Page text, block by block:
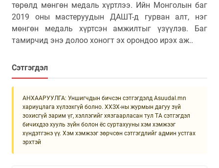
төрөлд мөнгөн медаль хүртлээ. Ийн Монголын баг
2019 оны мастеруудын ДАШТ-д гурван алт, нэг
мөнгөн медаль хүртсэн амжилтыг үзүүлэв. Баг
тамирчид энэ долоо хоногт эх орондоо ирэх аж..
Сэтгэгдэл
АНХААРУУЛГА: Уншигчдын бичсэн сэтгэгдэлд Asuudal.mn
хариуцлага хүлээхгүй болно. ХХЗХ-ны журмын дагуу зүй
зохисгүй зарим үг, хэллэгийг хязгаарласан тул ТА сэтгэгдэл
бичихдээ хууль зүйн болон ёс суртахууны хэм хэмжээг
хүндэтгэнэ үү. Хэм хэмжээг зөрчсөн сэтгэгдлийг админ устгах
эрхтэй